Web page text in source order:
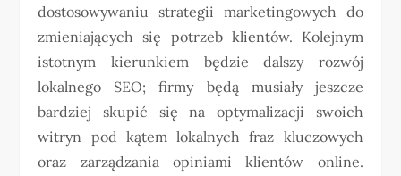
dostosowywaniu strategii marketingowych do
zmieniających się potrzeb klientów. Kolejnym
istotnym kierunkiem będzie dalszy rozwój
lokalnego SEO; firmy będą musiały jeszcze
bardziej skupić się na optymalizacji swoich
witryn pod kątem lokalnych fraz kluczowych
oraz zarządzania opiniami klientów online.